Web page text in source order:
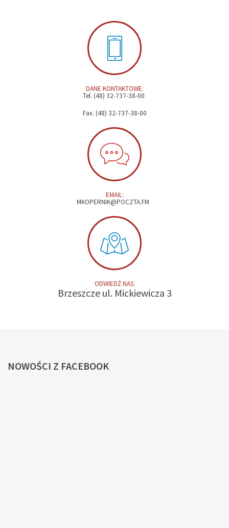
DANE KONTAKTOWE:
Tel. (48) 32-737-38-00
Fax. (48) 32-737-38-00
EMAIL:
MKOPERNIK@POCZTA.FM
ODWIEDŹ NAS:
Brzeszcze ul. Mickiewicza 3
NOWOŚCI Z FACEBOOK